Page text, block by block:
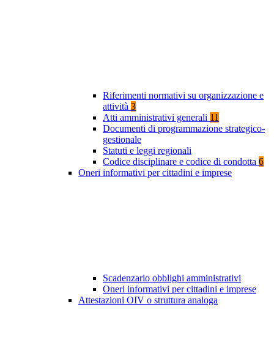
Riferimenti normativi su organizzazione e
attività 3
Atti amministrativi generali 11
Documenti di programmazione strategico-
gestionale
Statuti e leggi regionali
Codice disciplinare e codice di condotta 6
Oneri informativi per cittadini e imprese
Scadenzario obblighi amministrativi
Oneri informativi per cittadini e imprese
Attestazioni OIV o struttura analoga